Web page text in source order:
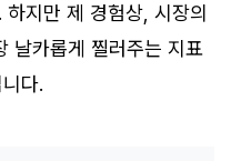
지만 제 경험상, 시장의
날카롭게 찔러주는 지표
다.